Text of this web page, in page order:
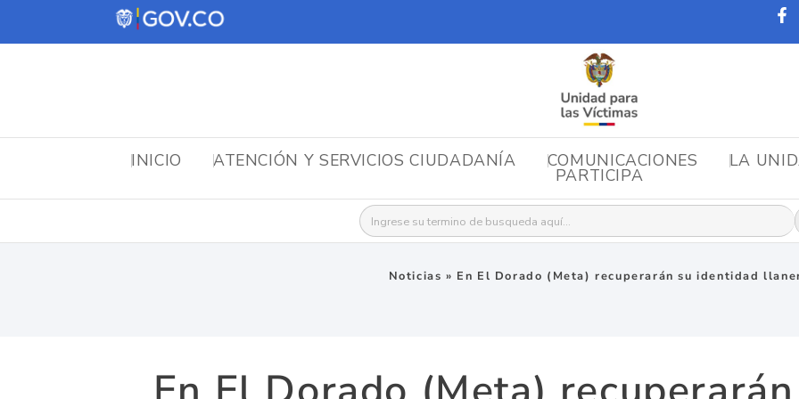
INICIO ATENCIÓN Y SERVICIOS CIUDADANÍA COMUNICACIONES LA
PARTICIPA
Buscar:
Noticias » En El Dorado (Meta) recuperarán su identidad